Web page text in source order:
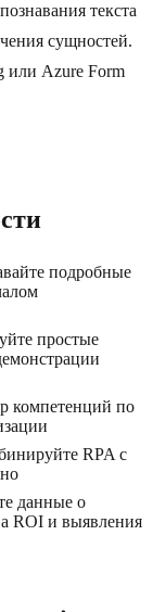
текста
сущностей.
или Azure Form
подробные
простые
компетенций по
RPA с
данные о
ROI и выявления